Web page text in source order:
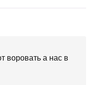
воровать а нас в